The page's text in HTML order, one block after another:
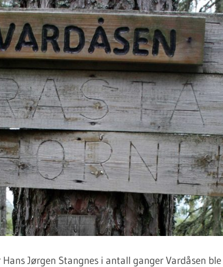
Jørgen Stangnes i antall ganger Vardåsen